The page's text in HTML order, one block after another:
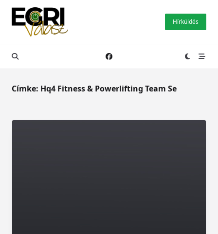
Skip
content
Hírküldés
Címke: Hq4 Fitness & Powerlifting Team Se